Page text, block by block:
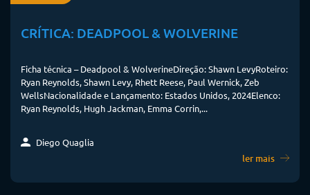
CRÍTICA: DEADPOOL & WOLVERINE
Ficha técnica – Deadpool & WolverineDireção: Shawn LevyRoteiro:
Ryan Reynolds, Shawn Levy, Rhett Reese, Paul Wernick, Zeb
WellsNacionalidade e Lançamento: Estados Unidos, 2024Elenco:
Ryan Reynolds, Hugh Jackman, Emma Corrin,...
Diego Quaglia
ler mais